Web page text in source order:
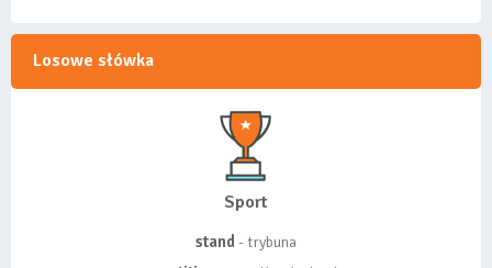
Losowe słówka
Sport
stand- trybuna